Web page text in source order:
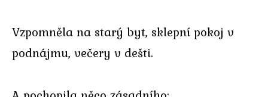
Vzpomněla na starý byt, sklepní pokoj v
podnájmu, večery v dešti.